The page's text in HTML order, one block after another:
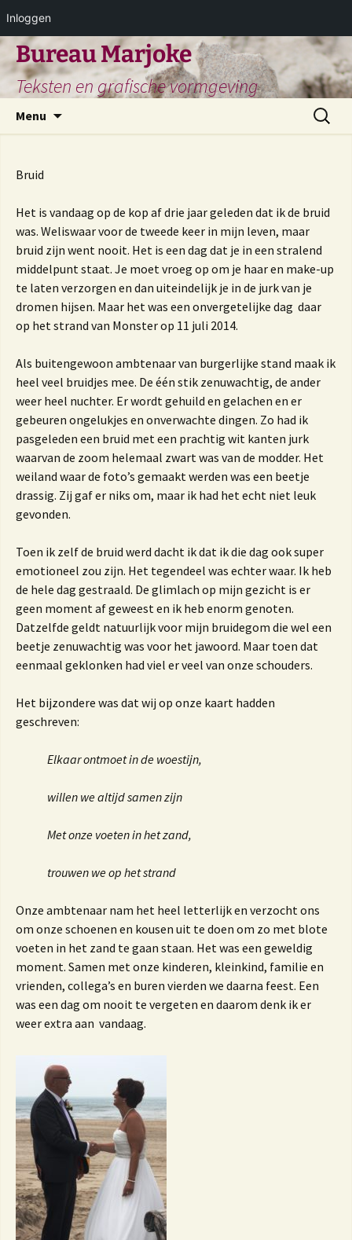
Inloggen
Ga
naar
inhoud
Bureau Marjoke
Teksten en grafische vormgeving
Menu
Zoeken
naar:
Bruid
Het is vandaag op de kop af drie jaar geleden dat ik de bruid
was. Weliswaar voor de tweede keer in mijn leven, maar
bruid zijn went nooit. Het is een dag dat je in een stralend
middelpunt staat. Je moet vroeg op om je haar en make-up
te laten verzorgen en dan uiteindelijk je in de jurk van je
dromen hijsen. Maar het was een onvergetelijke dag daar
op het strand van Monster op 11 juli 2014.
Als buitengewoon ambtenaar van burgerlijke stand maak ik
heel veel bruidjes mee. De één stik zenuwachtig, de ander
weer heel nuchter. Er wordt gehuild en gelachen en er
gebeuren ongelukjes en onverwachte dingen. Zo had ik
pasgeleden een bruid met een prachtig wit kanten jurk
waarvan de zoom helemaal zwart was van de modder. Het
weiland waar de foto’s gemaakt werden was een beetje
drassig. Zij gaf er niks om, maar ik had het echt niet leuk
gevonden.
Toen ik zelf de bruid werd dacht ik dat ik die dag ook super
emotioneel zou zijn. Het tegendeel was echter waar. Ik heb
de hele dag gestraald. De glimlach op mijn gezicht is er
geen moment af geweest en ik heb enorm genoten.
Datzelfde geldt natuurlijk voor mijn bruidegom die wel een
beetje zenuwachtig was voor het jawoord. Maar toen dat
eenmaal geklonken had viel er veel van onze schouders.
Het bijzondere was dat wij op onze kaart hadden
geschreven:
Elkaar ontmoet in de woestijn,
willen we altijd samen zijn
Met onze voeten in het zand,
trouwen we op het strand
Onze ambtenaar nam het heel letterlijk en verzocht ons
om onze schoenen en kousen uit te doen om zo met blote
voeten in het zand te gaan staan. Het was een geweldig
moment. Samen met onze kinderen, kleinkind, familie en
vrienden, collega’s en buren vierden we daarna feest. Een
was een dag om nooit te vergeten en daarom denk ik er
weer extra aan vandaag.